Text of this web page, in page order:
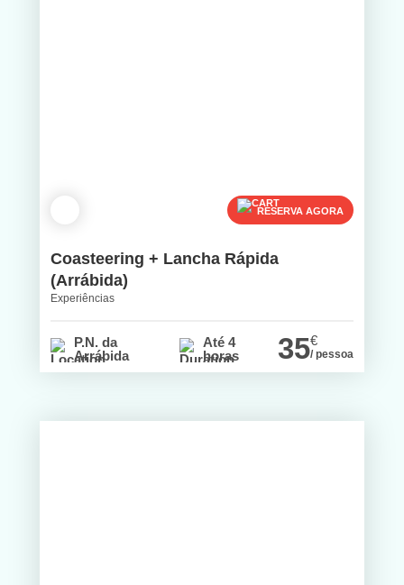
RESERVA AGORA
Coasteering + Lancha Rápida
(Arrábida)
Experiências
P.N. da
Arrábida
Até 4
horas
35€
/ pessoa